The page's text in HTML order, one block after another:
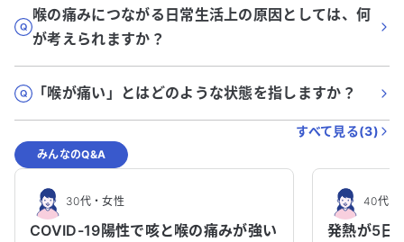
喉の痛みにつながる日常生活上の原因としては、何
が考えられますか？
「喉が痛い」とはどのような状態を指しますか？
すべて見る(3)
みんなのQ&A
30代・女性
COVID-19陽性で咳と喉の痛みが強い
40代・
発熱が5日